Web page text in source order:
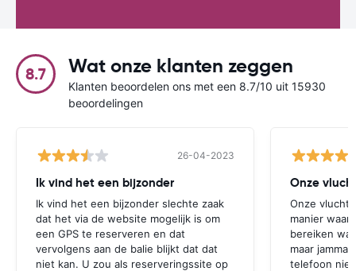
8.7 Wat onze klanten zeggen
Klanten beoordelen ons met een 8.7/10 uit 15930
beoordelingen
26-04-2023
Ik vind het een bijzonder
Ik vind het een bijzonder slechte zaak
dat het via de website mogelijk is om
een GPS te reserveren en dat
vervolgens aan de balie blijkt dat dat
niet kan. U zou als reserveringssite op
Onze
Onze vlucht
manier
bereiken
maar
telefoon niet